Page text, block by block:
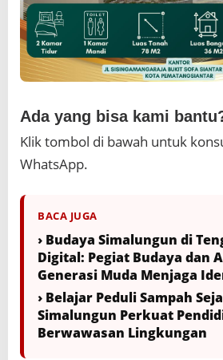
Ada yang bisa kami
Klik tombol di bawah untuk
WhatsApp.
BACA JUGA
› Budaya Simalungun di
Digital: Pegiat Budaya dan
Generasi Muda Menjaga
› Belajar Peduli Sampah
Simalungun Perkuat
Berwawasan Lingkungan